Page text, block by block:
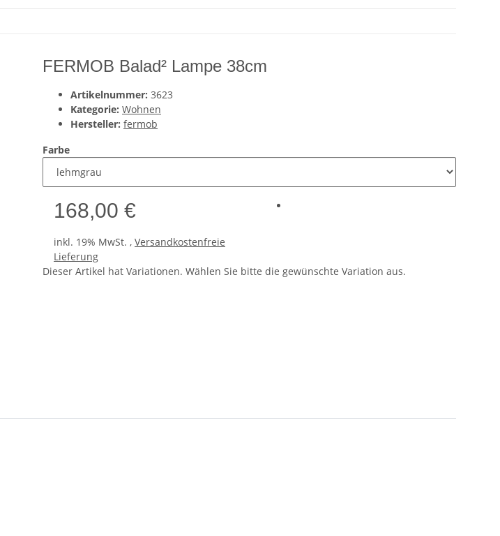
FERMOB Balad² Lampe 38cm
Artikelnummer: 3623
Kategorie: Wohnen
Hersteller: fermob
Farbe
168,00 €
inkl. 19% MwSt. , Versandkostenfreie
Lieferung
x
Dieser Artikel hat Variationen. Wählen Sie bitte die gewünschte Variation aus.